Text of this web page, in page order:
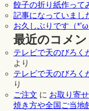
餃子の折り紙作って
記事になっていまし
お久しぶりです（*’ω’
最近のコメン
テレビで天のびろく
より
テレビで天のびろく
り
ご注文 に お取り寄
焼き方や全国ご当地